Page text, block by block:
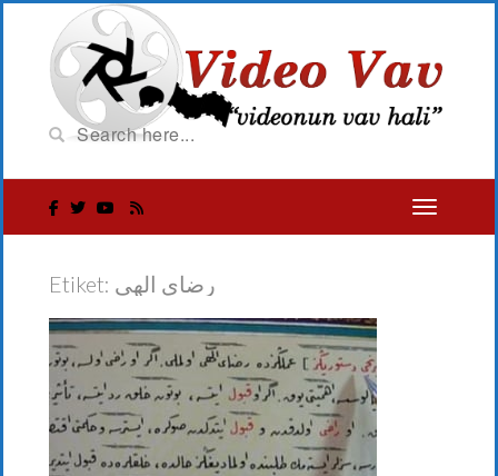
Etiket: رضاي الهى